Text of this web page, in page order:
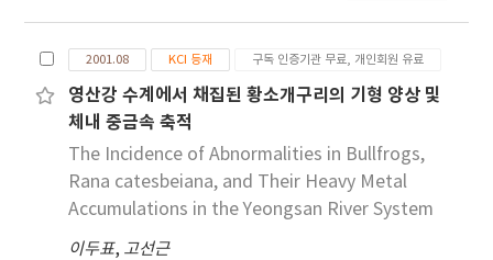
부터 구하였고 프로제스테론 생성은 배양액내로 분비
되는 양을 조사하였다. 실험 결과 PCB는 10ppb의 농
도부터 여포난자의 성숙과 프로제스테론 생성을 현저
히 억제하였으며 PCB 작용의 가역성을 조사하기 위
해 3시간 동안 여포난자들을 PCB에 노출시킨 후 보
통 배양액으로 옮겨 계속 배양을 해 본 결과 PCB
2.5ppb에서는 가역성을 나타내었으나 5 ppb에서는
비가역적인 손상을 주었다. 이와 같이 PCB는 낮은 농
2001.08 KCI 등재 구독 인증기관 무료, 개인회원 유료
영산강 수계에서 채집된 황소개구리의 기형 양상 및
체내 중금속 축적
The Incidence of Abnormalities in Bullfrogs,
Rana catesbeiana, and Their Heavy Metal
Accumulations in the Yeongsan River System
이두표, 고선근